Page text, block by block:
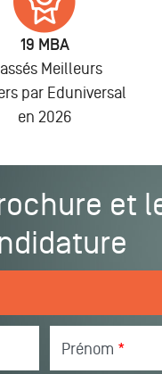
19 MBA
Meilleurs
par Eduniversal
en 2026
et
Prénom *